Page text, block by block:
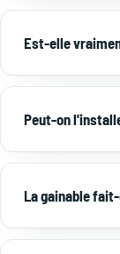
6 000 à 12 000
Est-elle
Oui, c'est la
les combles. Il
Peut-on
Oui, dès qu'un
plafond). En
sinon préférez la
La gainable
Oui, en version